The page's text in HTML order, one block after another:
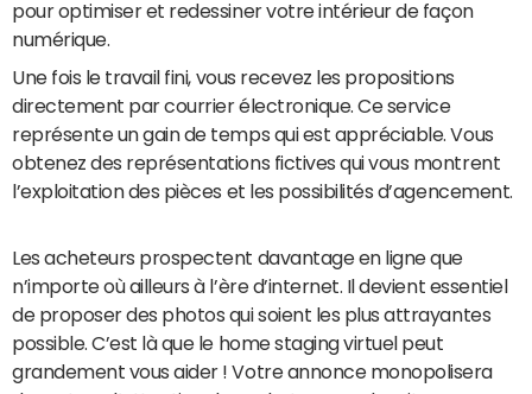
pour optimiser et redessiner votre intérieur de façon
numérique.
Une fois le travail fini, vous recevez les propositions
directement par courrier électronique. Ce service
représente un gain de temps qui est appréciable. Vous
obtenez des représentations fictives qui vous montrent
l’exploitation des pièces et les possibilités d’agencement.
Les acheteurs prospectent davantage en ligne que
n’importe où ailleurs à l’ère d’internet. Il devient essentiel
de proposer des photos qui soient les plus attrayantes
possible. C’est là que le home staging virtuel peut
grandement vous aider ! Votre annonce monopolisera